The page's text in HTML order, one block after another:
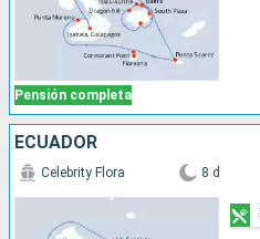
Pensión completa
ECUADOR
Celebrity Flora 8 d